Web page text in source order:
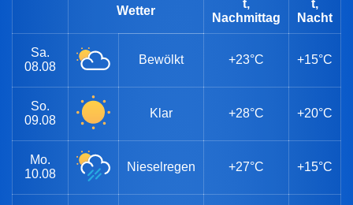
Wetter
t,
Nachmittag
t,
Nacht
Sa.
08.08
Bewölkt +23°C +15°C
So.
09.08
Klar +28°C +20°C
Mo.
10.08
Nieselregen +27°C +15°C